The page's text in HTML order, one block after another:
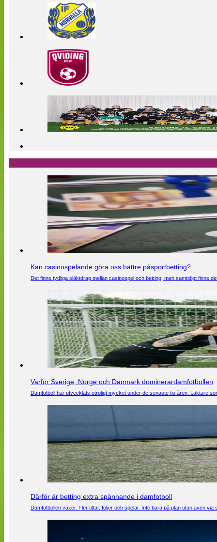
Kan casinospelande göra oss bättre påsportbetting?
Det finns tydliga släktdrag mellan casinospel och betting, men samtidigt finns
Varför Sverige, Norge och Danmark dominerardamfotbollen
Damfotboll har utvecklats otroligt mycket under de senaste tio åren. Läktare
Därför är betting extra spännande i damfotboll
Damfotbollen växer. Fler tittar, följer och spelar. Inte bara på plan utan även